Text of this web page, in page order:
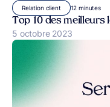
Relation client 12 minutes
Top 10 des meilleurs
Publié le
5 octobre 2023